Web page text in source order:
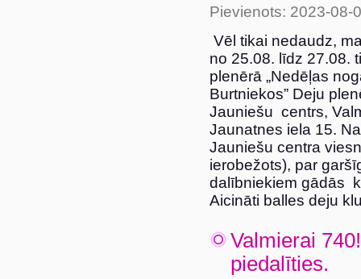
Pievienots: 2023-08-
Vēl tikai nedaudz,
no 25.08. līdz 27.08.
plenērā „Nedēļas
Burtniekos” Deju
Jauniešu centrs,
Jaunatnes iela 15.
Jauniešu centra
ierobežots), par
dalībniekiem gādās
Aicināti balles deju
Valmierai
piedalīties.